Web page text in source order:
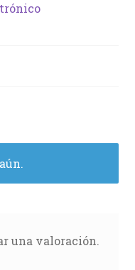
una valoración.